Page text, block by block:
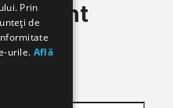
account
Prin
de
urile. Află